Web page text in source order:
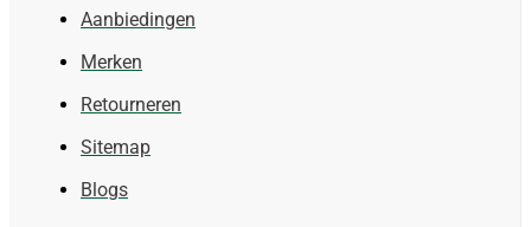
Aanbiedingen
Merken
Retourneren
Sitemap
Blogs